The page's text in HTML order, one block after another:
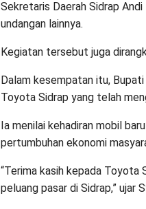
Sekretaris Daerah Sidrap
undangan lainnya.
Kegiatan tersebut juga
Dalam kesempatan itu,
Toyota Sidrap yang telah
Ia menilai kehadiran mobil
pertumbuhan ekonomi
“Terima kasih kepada Toyota
peluang pasar di Sidrap,” ujar